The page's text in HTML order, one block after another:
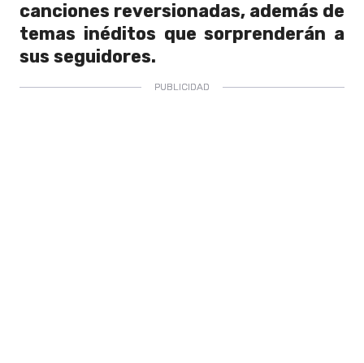
canciones reversionadas, además de
temas inéditos que sorprenderán a
sus seguidores.